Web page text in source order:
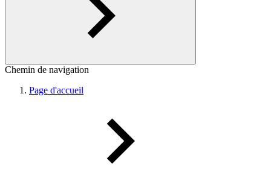
Chemin de navigation
Page d'accueil